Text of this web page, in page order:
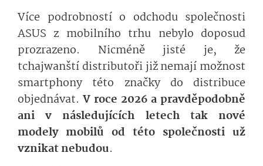
Více podrobností o odchodu společnosti
ASUS z mobilního trhu nebylo doposud
prozrazeno. Nicméně jisté je, že
tchajwanští distributoři již nemají možnost
smartphony této značky do distribuce
objednávat. V roce 2026 a pravděpodobně
ani v následujících letech tak nové
modely mobilů od této společnosti už
vznikat nebudou.